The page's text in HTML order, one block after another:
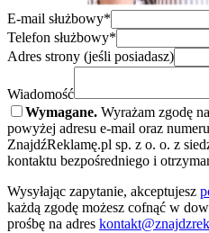
E-mail służbowy*
Telefon służbowy*
Adres strony (jeśli posiadasz)
Wiadomość
Wymagane. Wyrażam zgodę
powyżej adresu e-mail oraz
ZnajdźReklamę.pl sp. z o. o. z
kontaktu bezpośredniego i
Wysyłając zapytanie, akceptujesz
każdą zgodę możesz cofnąć w
prośbę na adres